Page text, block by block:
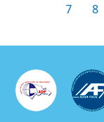
Page
7 8